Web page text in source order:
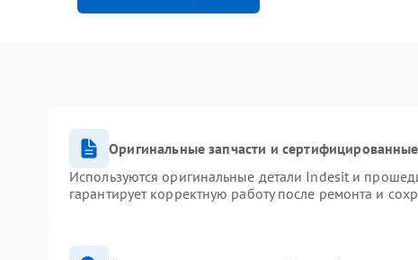
Оригинальные запчасти и
Используются оригинальные детали Indesit и
гарантирует корректную работу после ремонта и